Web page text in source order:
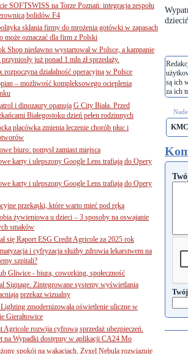
są ich
za ich
KMC
SOFTSWISS na Torze Poznań: integracja zespołu
bolidów F4
skłania firmy do mrożenia gotówki w zapasach
może oznaczać dla firm z Polski
Shop niedawno wystartował w Polsce, a kampanie
już ponad 1 mln zł sprzedaży.
rozpoczyna działalność operacyjną w Polsce
– możliwość kompleksowego ocieplenia
i dinozaury opanują G City Biała. Przed
Białegostoku dzień pełen rodzinnych
placówka zmienia leczenie chorób płuc i
biuro: pomysł zamiast miejsca
karty i ulepszony Google Lens trafiają do Opery
karty i ulepszony Google Lens trafiają do Opery
przekąski, które warto mieć pod ręką
żywieniowa u dzieci – 3 sposoby na oswajanie
smaków
się Raport ESG Credit Agricole za 2025 rok
i cyfryzacja służby zdrowia lekarstwem na
szpitali?
Gliwice - biura, coworking, społeczność
Signage. Zintegrowane systemy wyświetlania
przekaz wizualny
zmodernizowała oświetlenie uliczne w
Gierałtowice
Agricole rozwija cyfrową sprzedaż ubezpieczeń.
na Wypadki dostępny w aplikacji CA24 Mo
spokój na wakacjach. Zyxel Nebula rozwiązuje